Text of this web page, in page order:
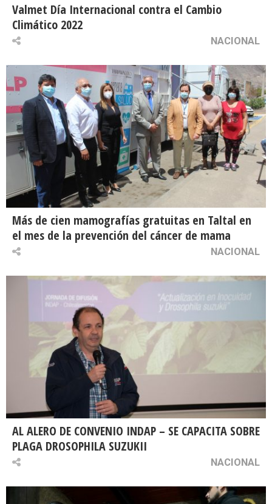
Valmet Día Internacional contra el Cambio
Climático 2022
NACIONAL
Más de cien mamografías gratuitas en Taltal en
el mes de la prevención del cáncer de mama
NACIONAL
AL ALERO DE CONVENIO INDAP – SE CAPACITA SOBRE
PLAGA DROSOPHILA SUZUKII
NACIONAL